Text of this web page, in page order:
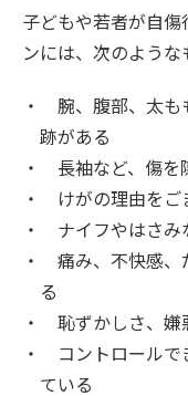
子どもや若者が自
ンには、次のような
腕、腹部、太も
跡がある
長袖など、傷を
けがの理由をご
ナイフやはさみ
痛み、不快感、
る
恥ずかしさ、嫌
コントロールで
ている